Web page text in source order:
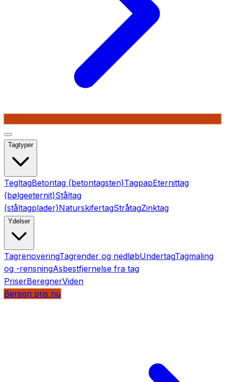
Tagtyper
TegltagBetontag (betontagsten)TagpapEternittag
(bølgeeternit)Ståltag
(ståltagplader)NaturskifertagStråtagZinktag
Ydelser
TagrenoveringTagrender og nedløbUndertagTagmaling
og -rensningAsbestfjernelse fra tag
PriserBeregnerViden
Beregn pris nu